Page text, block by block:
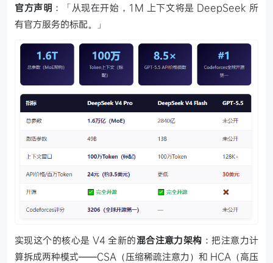
官方声明 ：「从现在开始，1M 上下文将是 DeepSeek 所
有官方服务的标配。」
实现这个的核心是 V4 全新的混合注意力架构 ：把注意力计
算拆成两种模式——CSA（压缩稀疏注意力）和 HCA（高压